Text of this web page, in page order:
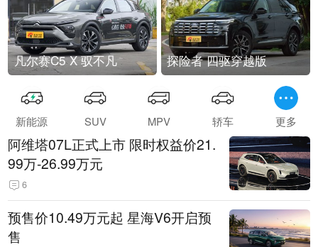
凡尔赛C5 X 驭不凡 探险者 四驱穿越版
新能源 SUV MPV 轿车 更多
阿维塔07L正式上市 限时权益价21.
99万-26.99万元
6
预售价10.49万元起 星海V6开启预
售